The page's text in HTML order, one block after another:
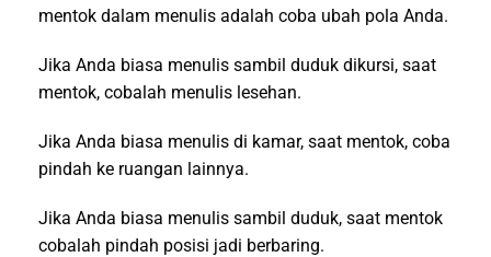
mentok dalam menulis adalah coba ubah pola Anda.
Jika Anda biasa menulis sambil duduk dikursi, saat
mentok, cobalah menulis lesehan.
Jika Anda biasa menulis di kamar, saat mentok, coba
pindah ke ruangan lainnya.
Jika Anda biasa menulis sambil duduk, saat mentok
cobalah pindah posisi jadi berbaring.